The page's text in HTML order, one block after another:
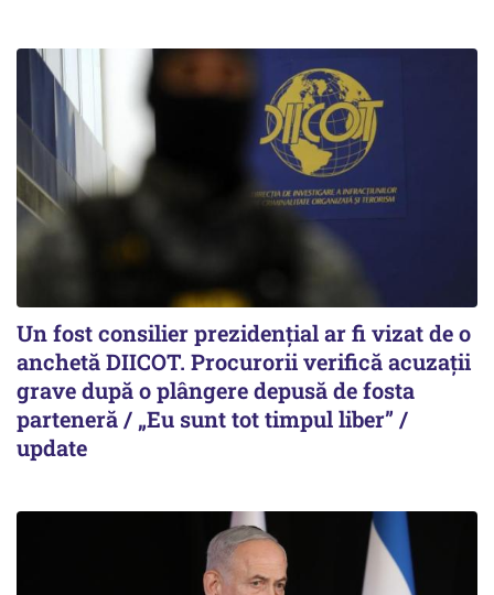
Un fost consilier prezidențial ar fi vizat de o
anchetă DIICOT. Procurorii verifică acuzații
grave după o plângere depusă de fosta
parteneră / „Eu sunt tot timpul liber” /
update